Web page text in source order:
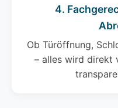
4.
Ob Türöffnung,
– alles wird direkt